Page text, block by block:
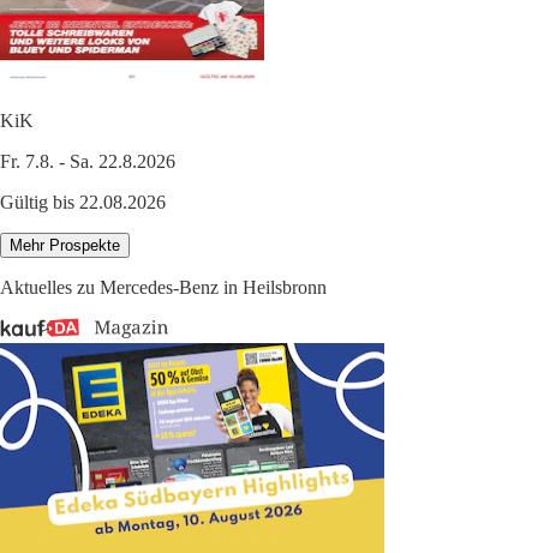
KiK
Fr. 7.8. - Sa. 22.8.2026
Gültig bis 22.08.2026
Mehr Prospekte
Aktuelles zu Mercedes-Benz in Heilsbronn